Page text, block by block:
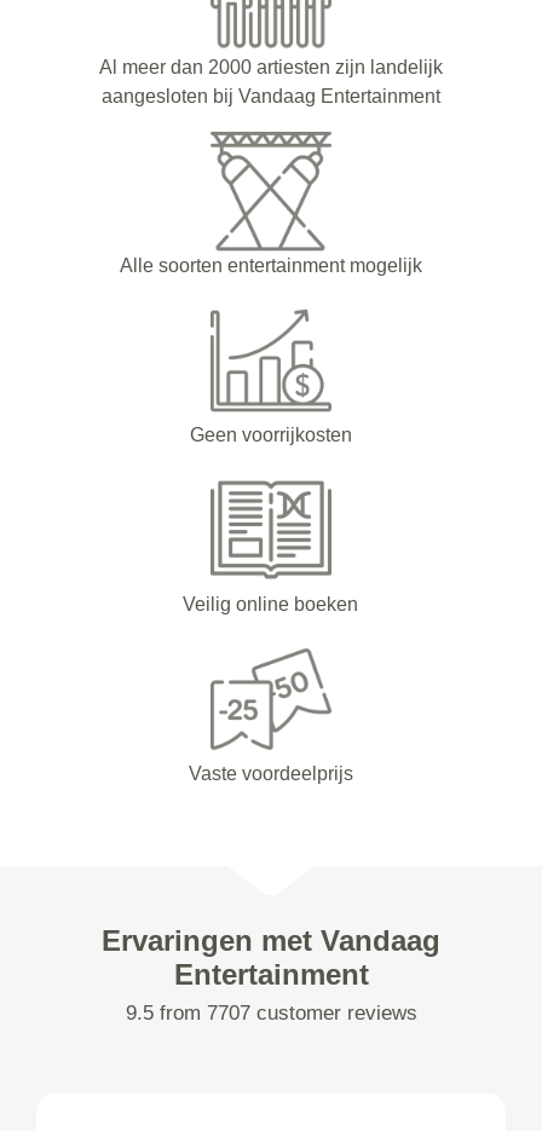
Al meer dan 2000 artiesten zijn landelijk
aangesloten bij Vandaag Entertainment
Alle soorten entertainment mogelijk
Geen voorrijkosten
Veilig online boeken
Vaste voordeelprijs
Ervaringen met Vandaag
Entertainment
9.5 from 7707 customer reviews